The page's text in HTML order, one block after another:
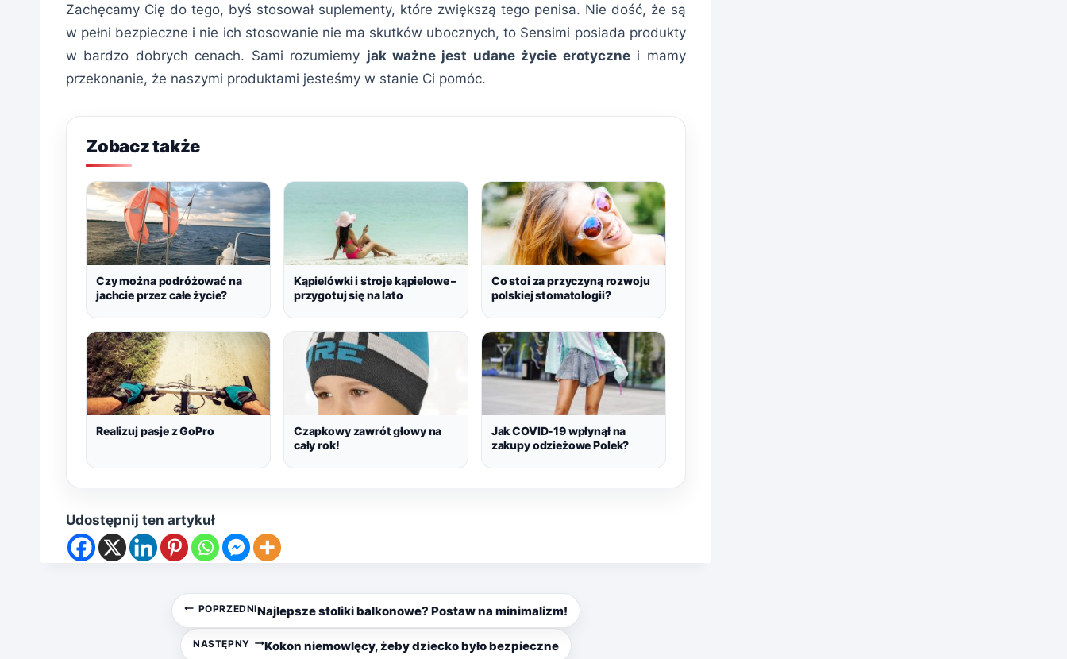
Zachęcamy Cię do tego, byś stosował suplementy, które zwiększą tego penisa. Nie dość, że są
w pełni bezpieczne i nie ich stosowanie nie ma skutków ubocznych, to Sensimi posiada produkty
w bardzo dobrych cenach. Sami rozumiemy jak ważne jest udane życie erotycznei mamy
przekonanie, że naszymi produktami jesteśmy w stanie Ci pomóc.
Zobacz także
Czy można podróżować na
jachcie przez całe życie?
Kąpielówki i stroje kąpielowe –
przygotuj się na lato
Co stoi za przyczyną rozwoju
polskiej stomatologii?
Realizuj pasje z GoPro
Czapkowy zawrót głowy na
cały rok!
Jak COVID-19 wpłynął na
zakupy odzieżowe Polek?
Udostępnij ten artykuł
POPRZEDNINajlepsze stoliki balkonowe? Postaw na minimalizm!
NASTĘPNY Kokon niemowlęcy, żeby dziecko było bezpieczne